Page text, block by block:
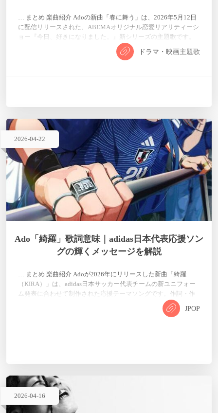
ドラマ・映画主題歌
… まとめ 楽曲紹介 Adoの新曲「春に舞う」は、2026年5月12日
に配信リリースされた、ABEMAオリジナル恋愛リアリティーシ
ョー『今日、好きになりました。』新シリーズの主題歌です。
作詞はトミタカズキ（SUPA LOVE）と藤原優樹（SUPA
LOVE）、作曲・編曲はトミタカズキが手掛けています。 「今
2026-04-22
Ado「綺羅」歌詞意味｜adidas日本代表応援ソン
グの輝くメッセージを解説
JPOP
… まとめ 楽曲紹介 Adoが2026年にリリースした新曲「綺羅
（KIRA）」は、adidas日本サッカー代表チームの新ユニフォー
ム発表に合わせて制作された応援テーマソングです。作詞・作
曲はキタニタツヤが担当しており、Adoとの初タッグとなりま
す。楽曲タイトルの「綺羅」は、華やかで輝かしい様子を意味
2026-04-16